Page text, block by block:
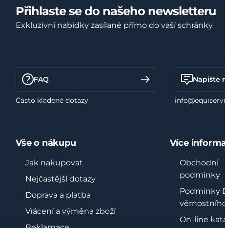
Přihlaste se do našeho newsletteru
Exkluzivní nabídky zasílané přímo do vaší schránky
FAQ
Často kladené dotazy
Napište
Vše o nákupu
Jak nakupovat
Nejčastější dotazy
Doprava a platba
Vrácení a výměna zboží
Více
Obchodní
podmínky
Podmínky
On-line